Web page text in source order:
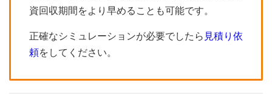
資回収期間をより早めることも可能です。
正確なシミュレーションが必要でしたら 見積り依
頼をしてください。